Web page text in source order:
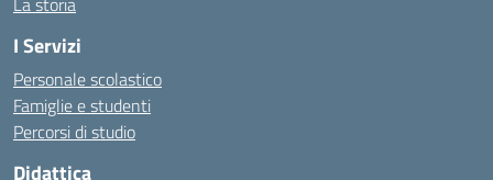
I Servizi
Personale scolastico
Famiglie e studenti
Percorsi di studio
Didattica